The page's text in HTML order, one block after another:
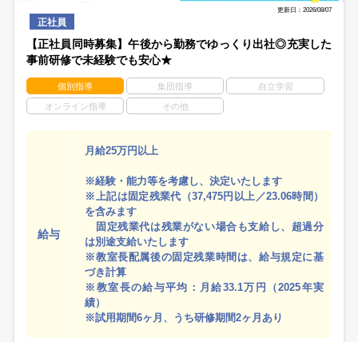
更新日：2026/08/07
正社員
【正社員同時募集】午後から勤務でゆっくり出社◎充実した
事前研修で未経験でも安心★
個別指導 集団指導 自立学習
オンライン指導 その他
給与
月給25万円以上
※経験・能力等を考慮し、決定いたします
※上記は固定残業代（37,475円以上／23.06時間）
を含みます
固定残業代は残業がない場合も支給し、超過分
は別途支給いたします
※教室長配属後の固定残業時間は、給与規定に基
づき計算
※教室長の給与平均：月給33.1万円（2025年実
績）
※試用期間6ヶ月、うち研修期間2ヶ月あり